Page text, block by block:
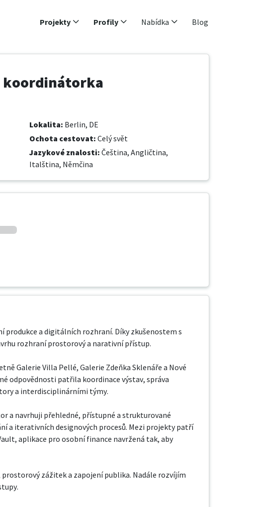
Projekty Profily Nabídka Blog
Lokalita: Berlin, DE
Ochota cestovat: Celý svět
Jazykové znalosti: Čeština, Angličtina,
Italština, Němčina
produkce a digitálních rozhraní. Díky zkušenostem s
rozhraní prostorový a narativní přístup.
Galerie Villa Pellé, Galerie Zdeňka Sklenáře a Nové
odpovědnosti patřila koordinace výstav, správa
a interdisciplinárními týmy.
a navrhuji přehledné, přístupné a strukturované
iterativních designových procesů. Mezi projekty patří
aplikace pro osobní finance navržená tak, aby
zážitek a zapojení publika. Nadále rozvíjím